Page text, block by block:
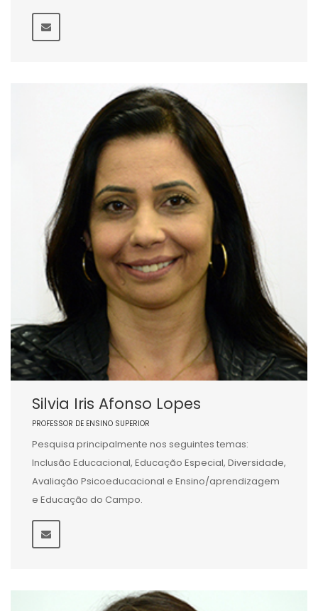
Silvia Iris Afonso Lopes
PROFESSOR DE ENSINO SUPERIOR
Pesquisa principalmente nos seguintes temas:
Inclusão Educacional, Educação Especial, Diversidade,
Avaliação Psicoeducacional e Ensino/aprendizagem
e Educação do Campo.